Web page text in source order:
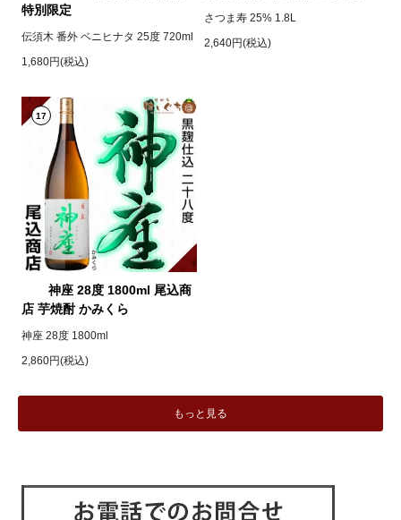
特別限定
伝須木 番外 ベニヒナタ 25度 720ml
1,680円(税込)
さつま寿 25% 1.8L
2,640円(税込)
17
神座 28度 1800ml 尾込商
店 芋焼酎 かみくら
神座 28度 1800ml
2,860円(税込)
もっと見る